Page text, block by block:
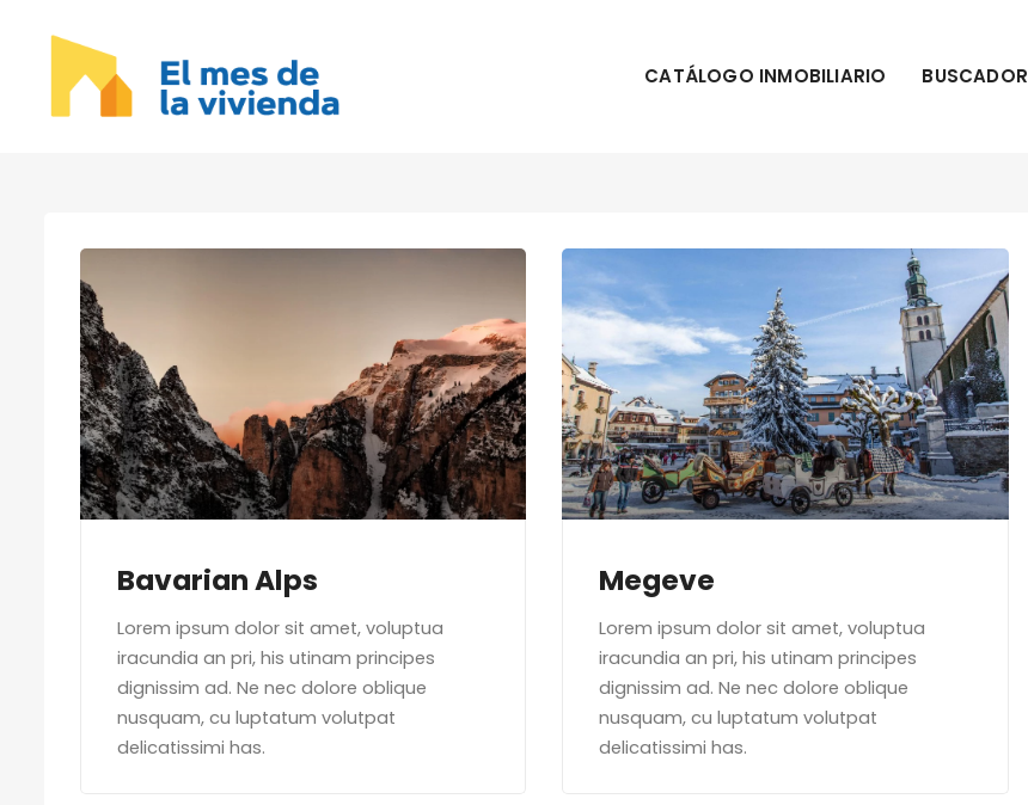
CATÁLOGO INMOBILIARIO BUSCADOR
Bavarian Alps
Lorem ipsum dolor sit amet, voluptua
iracundia an pri, his utinam principes
dignissim ad. Ne nec dolore oblique
nusquam, cu luptatum volutpat
delicatissimi has.
Megeve
Lorem ipsum dolor sit amet, voluptua
iracundia an pri, his utinam principes
dignissim ad. Ne nec dolore oblique
nusquam, cu luptatum volutpat
delicatissimi has.